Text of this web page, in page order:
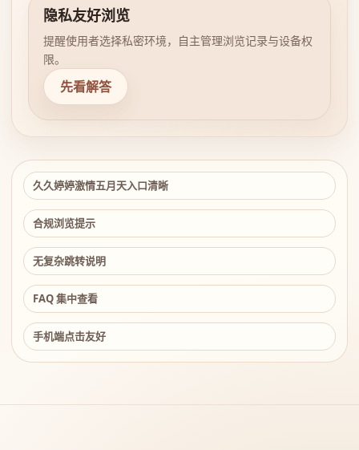
隐私友好浏览
提醒使用者选择私密环境，自主管理浏览记录与设备权
限。
先看解答
久久婷婷激情五月天入口清晰
合规浏览提示
无复杂跳转说明
FAQ 集中查看
手机端点击友好